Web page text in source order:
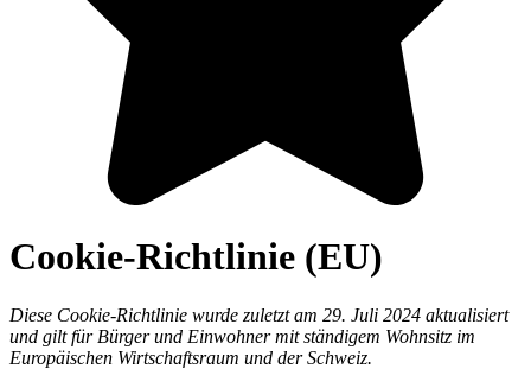
Cookie-Richtlinie (EU)
Diese Cookie-Richtlinie wurde zuletzt am 29. Juli 2024 aktualisiert
und gilt für Bürger und Einwohner mit ständigem Wohnsitz im
Europäischen Wirtschaftsraum und der Schweiz.